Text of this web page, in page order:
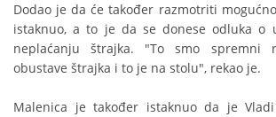
Dodao je da će također razmotriti
istaknuo, a to je da se donese odluka o
neplaćanju štrajka. "To smo spremni
obustave štrajka i to je na stolu", rekao je.
Malenica je također istaknuo da je